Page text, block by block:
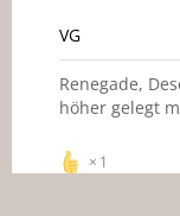
VG
Renegade,
höher gelegt
1